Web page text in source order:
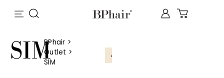
SIMBPhair >
Outlet >
SIM
AMMATTILAISTUOTE